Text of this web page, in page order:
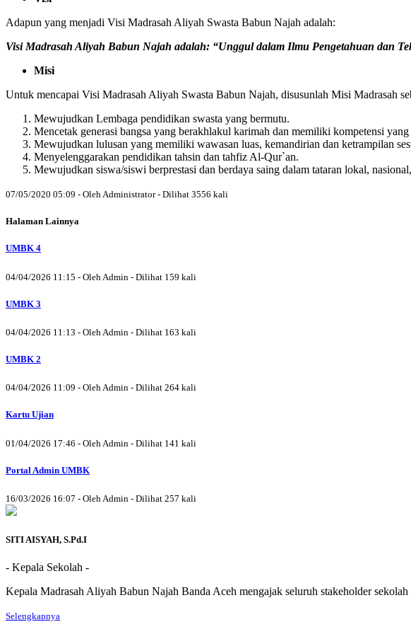
Adapun yang menjadi Visi Madrasah Aliyah Swasta Babun Najah adalah:
Visi Madrasah Aliyah Babun Najah adalah: “Unggul dalam Ilmu Pengetahuan dan
Misi
Untuk mencapai Visi Madrasah Aliyah Swasta Babun Najah, disusunlah Misi Madrasah
Mewujudkan Lembaga pendidikan swasta yang bermutu.
Mencetak generasi bangsa yang berakhlakul karimah dan memiliki kompetensi
Mewujudkan lulusan yang memiliki wawasan luas, kemandirian dan ketrampilan
Menyelenggarakan pendidikan tahsin dan tahfiz Al-Qur`an.
Mewujudkan siswa/siswi berprestasi dan berdaya saing dalam tataran lokal,
07/05/2020 05:09 - Oleh Administrator - Dilihat 3556 kali
Halaman Lainnya
UMBK 4
04/04/2026 11:15 - Oleh Admin - Dilihat 159 kali
UMBK 3
04/04/2026 11:13 - Oleh Admin - Dilihat 163 kali
UMBK 2
04/04/2026 11:09 - Oleh Admin - Dilihat 264 kali
Kartu Ujian
01/04/2026 17:46 - Oleh Admin - Dilihat 141 kali
Portal Admin UMBK
16/03/2026 16:07 - Oleh Admin - Dilihat 257 kali
SITI AISYAH, S.Pd.I
- Kepala Sekolah -
Kepala Madrasah Aliyah Babun Najah Banda Aceh mengajak seluruh stakeholder
Selengkapnya